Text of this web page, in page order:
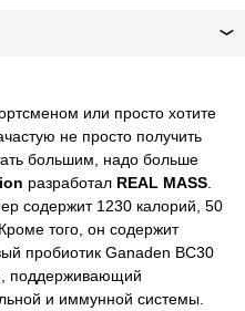
или просто хотите
не просто получить
большим, надо больше
разработал REAL MASS.
содержит 1230 калорий, 50
того, он содержит
пробиотик Ganaden BC30
поддерживающий
и иммунной системы.